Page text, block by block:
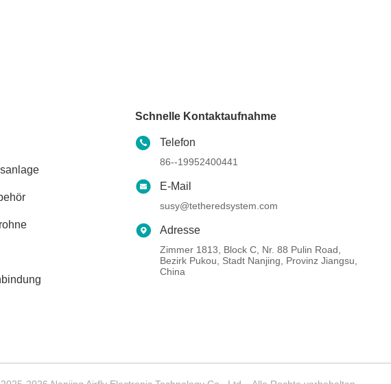
Schnelle Kontaktaufnahme
Telefon
86--19952400441
E-Mail
susy@tetheredsystem.com
Adresse
Zimmer 1813, Block C, Nr. 88 Pulin Road,
Bezirk Pukou, Stadt Nanjing, Provinz Jiangsu,
China